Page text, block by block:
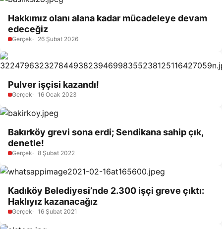
Hakkımız olanı alana kadar mücadeleye devam
edeceğiz
Gerçek 26 Şubat 2026
Pulver işçisi kazandı!
Gerçek 16 Ocak 2023
Bakırköy grevi sona erdi; Sendikana sahip çık,
denetle!
Gerçek 8 Şubat 2022
Kadıköy Belediyesi’nde 2.300 işçi greve çıktı:
Haklıyız kazanacağız
Gerçek 16 Şubat 2021